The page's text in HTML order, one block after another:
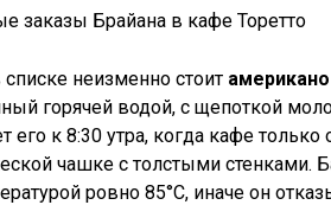
неизменно стоит
горячей водой, с щепоткой
его к 8:30 утра, когда кафе
чашке с толстыми стенками.
ровно 85°C, иначе он